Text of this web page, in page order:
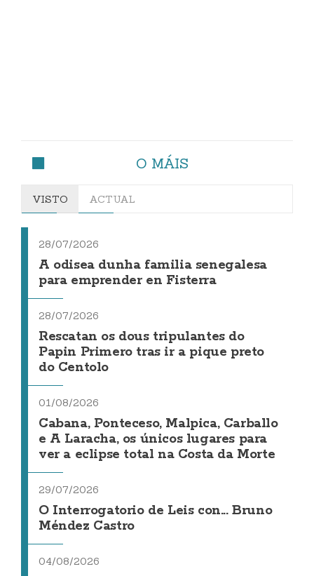
O MÁIS
VISTO ACTUAL
28/07/2026
A odisea dunha familia senegalesa
para emprender en Fisterra
28/07/2026
Rescatan os dous tripulantes do
Papin Primero tras ir a pique preto
do Centolo
01/08/2026
Cabana, Ponteceso, Malpica, Carballo
e A Laracha, os únicos lugares para
ver a eclipse total na Costa da Morte
29/07/2026
O Interrogatorio de Leis con... Bruno
Méndez Castro
04/08/2026